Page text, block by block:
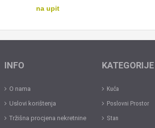
na upit
INFO
O nama
Uslovi korištenja
Tržišna procjena nekretnine
KATEGORIJE
Kuća
Poslovni Prostor
Stan